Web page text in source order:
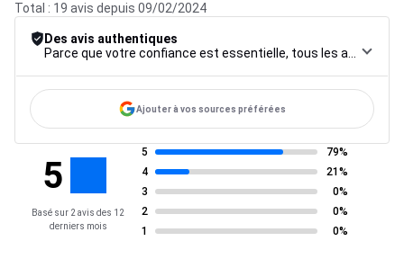
Total : 19 avis depuis 09/02/2024
Des avis authentiques
Ajouter à vos sources préférées
5
Basé sur 2 avis des 12
derniers mois
5
79%
4
21%
3
0%
2
0%
1
0%